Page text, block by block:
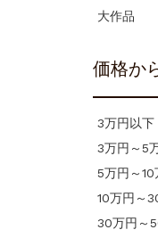
大作品
価格か
3万円以下
3万円～5
5万円～10
10万円～
30万円～